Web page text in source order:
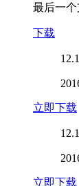
最后一个
下载
立即下载
立即下载